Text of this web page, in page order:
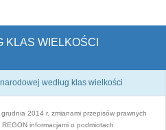
KLAS WIELKOŚCI
według klas wielkości
2014 r. zmianami przepisów prawnych
informacjami o podmiotach